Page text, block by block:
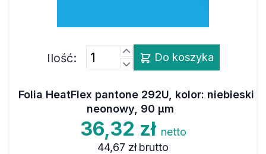
Ilość: Do koszyka
Folia HeatFlex pantone 292U, kolor: niebieski
neonowy, 90 µm
36,32 zł netto
44,67 zł brutto